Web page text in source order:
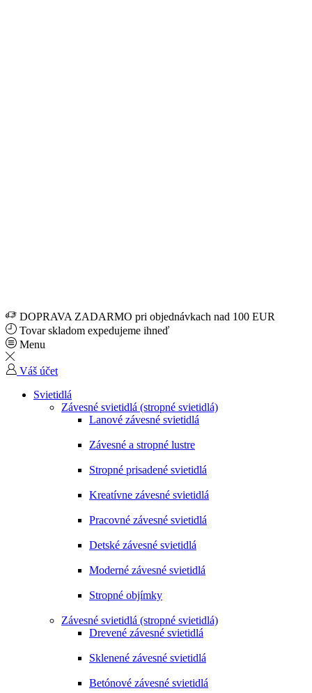
DOPRAVA ZADARMO pri objednávkach nad 100 EUR
Tovar skladom expedujeme ihneď
Menu
Váš účet
Svietidlá
Závesné svietidlá (stropné svietidlá)
Lanové závesné svietidlá
Závesné a stropné lustre
Stropné prisadené svietidlá
Kreatívne závesné svietidlá
Pracovné závesné svietidlá
Detské závesné svietidlá
Moderné závesné svietidlá
Stropné objímky
Závesné svietidlá (stropné svietidlá)
Drevené závesné svietidlá
Sklenené závesné svietidlá
Betónové závesné svietidlá